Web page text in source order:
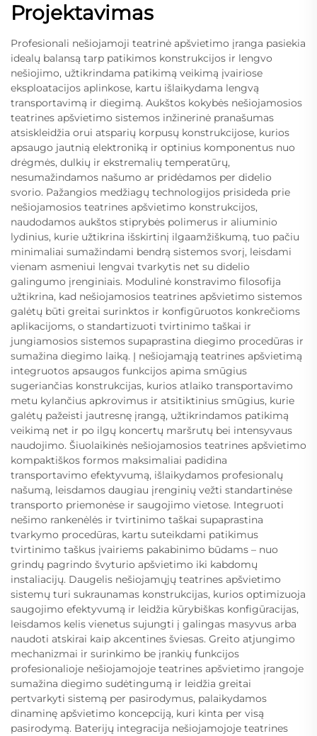
Projektavimas
Profesionali nešiojamoji teatrinė apšvietimo įranga pasiekia
idealų balansą tarp patikimos konstrukcijos ir lengvo
nešiojimo, užtikrindama patikimą veikimą įvairiose
eksploatacijos aplinkose, kartu išlaikydama lengvą
transportavimą ir diegimą. Aukštos kokybės nešiojamosios
teatrines apšvietimo sistemos inžinerinė pranašumas
atsiskleidžia orui atsparių korpusų konstrukcijose, kurios
apsaugo jautnią elektroniką ir optinius komponentus nuo
drėgmės, dulkių ir ekstremalių temperatūrų,
nesumažindamos našumo ar pridėdamos per didelio
svorio. Pažangios medžiagų technologijos prisideda prie
nešiojamosios teatrines apšvietimo konstrukcijos,
naudodamos aukštos stiprybės polimerus ir aliuminio
lydinius, kurie užtikrina išskirtinį ilgaamžiškumą, tuo pačiu
minimaliai sumažindami bendrą sistemos svorį, leisdami
vienam asmeniui lengvai tvarkytis net su didelio
galingumo įrenginiais. Modulinė konstravimo filosofija
užtikrina, kad nešiojamosios teatrines apšvietimo sistemos
galėtų būti greitai surinktos ir konfigūruotos konkrečioms
aplikacijoms, o standartizuoti tvirtinimo taškai ir
jungiamosios sistemos supaprastina diegimo procedūras ir
sumažina diegimo laiką. Į nešiojamąją teatrines apšvietimą
integruotos apsaugos funkcijos apima smūgius
sugeriančias konstrukcijas, kurios atlaiko transportavimo
metu kylančius apkrovimus ir atsitiktinius smūgius, kurie
galėtų pažeisti jautresnę įrangą, užtikrindamos patikimą
veikimą net ir po ilgų koncertų maršrutų bei intensyvaus
naudojimo. Šiuolaikinės nešiojamosios teatrines apšvietimo
kompaktiškos formos maksimaliai padidina
transportavimo efektyvumą, išlaikydamos profesionalų
našumą, leisdamos daugiau įrenginių vežti standartinėse
transporto priemonėse ir saugojimo vietose. Integruoti
nešimo rankenėlės ir tvirtinimo taškai supaprastina
tvarkymo procedūras, kartu suteikdami patikimus
tvirtinimo taškus įvairiems pakabinimo būdams – nuo
grindų pagrindo švyturio apšvietimo iki kabdomų
instaliacijų. Daugelis nešiojamųjų teatrines apšvietimo
sistemų turi sukraunamas konstrukcijas, kurios optimizuoja
saugojimo efektyvumą ir leidžia kūrybiškas konfigūracijas,
leisdamos kelis vienetus sujungti į galingas masyvus arba
naudoti atskirai kaip akcentines šviesas. Greito atjungimo
mechanizmai ir surinkimo be įrankių funkcijos
profesionalioje nešiojamojoje teatrines apšvietimo įrangoje
sumažina diegimo sudėtingumą ir leidžia greitai
pertvarkyti sistemą per pasirodymus, palaikydamos
dinaminę apšvietimo koncepciją, kuri kinta per visą
pasirodymą. Baterijų integracija nešiojamojoje teatrines